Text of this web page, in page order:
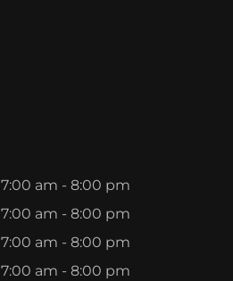
7:00 am - 8:00 pm
7:00 am - 8:00 pm
7:00 am - 8:00 pm
7:00 am - 8:00 pm